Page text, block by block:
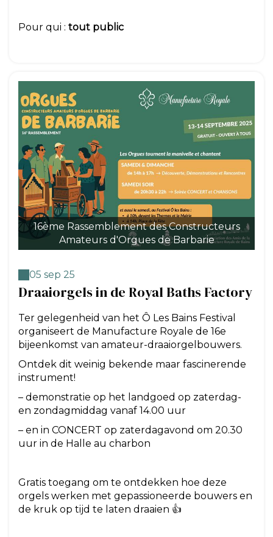
Pour qui : tout public
16ème Rassemblement des Constructeurs
Amateurs d'Orgues de Barbarie
05 sep 25
Draaiorgels in de Royal Baths Factory
Ter gelegenheid van het Ô Les Bains Festival
organiseert de Manufacture Royale de 16e
bijeenkomst van amateur-draaiorgelbouwers.
Ontdek dit weinig bekende maar fascinerende
instrument!
– demonstratie op het landgoed op zaterdag-
en zondagmiddag vanaf 14.00 uur
– en in CONCERT op zaterdagavond om 20.30
uur in de Halle au charbon
Gratis toegang om te ontdekken hoe deze
orgels werken met gepassioneerde bouwers en
de kruk op tijd te laten draaien 👍